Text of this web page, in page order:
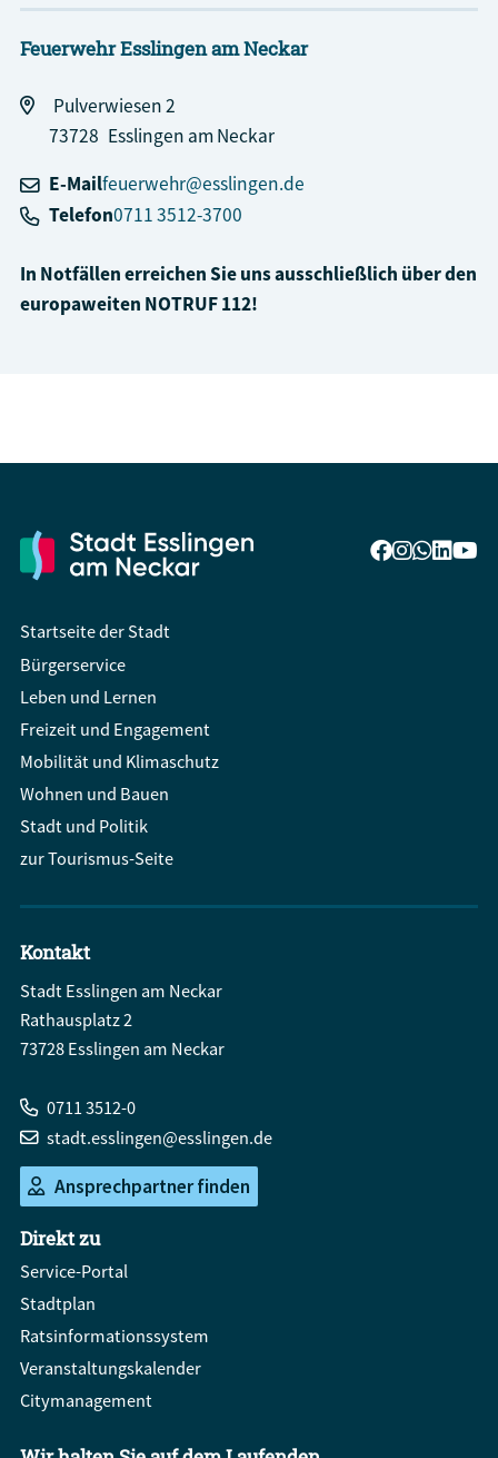
Feuerwehr Esslingen am Neckar
Pulverwiesen 2
73728 Esslingen am Neckar
E-Mailfeuerwehr@esslingen.de
Telefon0711 3512-3700
In Notfällen erreichen Sie uns ausschließlich über den
europaweiten NOTRUF 112!
Startseite der Stadt
Bürgerservice
Leben und Lernen
Freizeit und Engagement
Mobilität und Klimaschutz
Wohnen und Bauen
Stadt und Politik
zur Tourismus-Seite
Kontakt
Stadt Esslingen am Neckar
Rathausplatz 2
73728 Esslingen am Neckar
0711 3512-0
stadt.esslingen@esslingen.de
Ansprechpartner finden
Direkt zu
Service-Portal
Stadtplan
Ratsinformationssystem
Veranstaltungskalender
Citymanagement